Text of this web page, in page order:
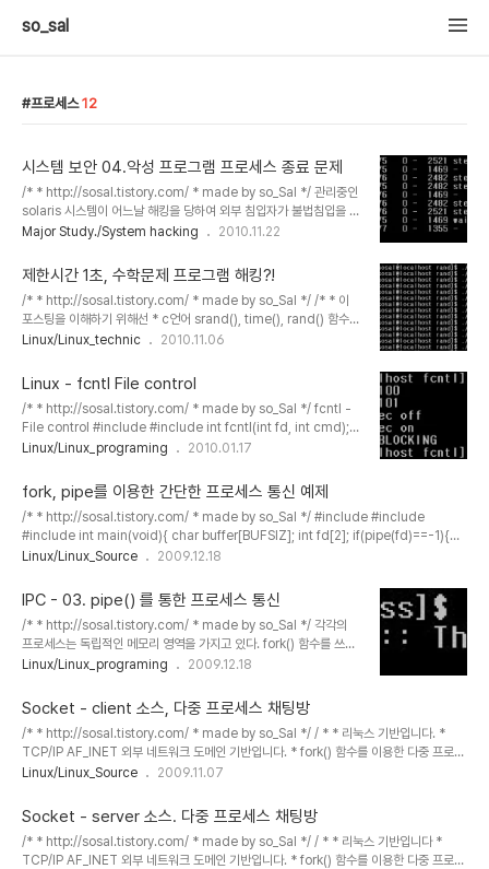
so_sal
프로세스 12
시스템 보안 04.악성 프로그램 프로세스 종료 문제
/* * http://sosal.tistory.com/ * made by so_Sal */ 관리중인
solaris 시스템이 어느날 해킹을 당하여 외부 침입자가 불법침입을 하
였다. 다행히 외부침입자의 침입경로를 파악하여 제거하였으나, 불법
히 이 침입자는 이 시스템을 경유지로 하여 타 시스템에 대하여 지속적
인 스캐닝 또는 서비스거부공격을 하고 있을 가능성이 매우 높다.
solaris 시스템을 평소 관리했던 상식에 비추어서 시스템내에서 의심
스럽게 보이는 프로세스를 찾아서 강제종료 시키시오. --- 단순히 프
로세스 목록을 찾아, 강제종료만 하면 되는 문제입니다. 의심스럽게 보
야합..
Major Study./System hacking 2010.11.22
제한시간 1초, 수학문제 프로그램 해킹?!
/* * http://sosal.tistory.com/ * made by so_Sal */ /* * 이
포스팅을 이해하기 위해선 * c언어 srand(), time(), rand() 함수들
* 리눅스 read write 파일 시스템콜 뿐만 아니라 * fork(), execl(),
니다./ */ 예전에 숫자 맞추는 게임(?)이 널루트 가입문제로 나왔었던
기억이..있습니다 ㅎㅎ 아마 억대자리수 덧셈이었나?? 그럴텐데.. 기억
이 잘 안나네요. (동아리 선배분께서 열심히 풀고계신걸 잠깐 본적이
ㅎㅎㅎ) 여튼, 번뜩 생각나서 고걸 부셔버리는걸로.. 한번 포스팅 해보
려고 합니다. 목적은 1초안에 1만자리수 덧셈문제를 풀기! 입니다.
Linux/Linux_technic 2010.11.06
Linux - fcntl File control
/* * http://sosal.tistory.com/ * made by so_Sal */ fcntl -
File control #include #include int fcntl(int fd, int cmd);
int fcntl(int fd, int cmd, long arg); int fcntl(int fd, int
았습니다. ) 첫번째 매개변수 fd부터 보겠습니다. fd - 파일 서술자
(file descriptor) ㄴ 제어하기를 원하는 파일의 서술자를 지정하는
매개변수입니다. 리눅스 시스템에서 모든 프로세스는 0, 1, 2 라는 3
개의 파일 서술자는 미리 정해져있습니다. 각각 입력(0), 출력(1), 에
러(2)를 ..
Linux/Linux_programing 2010.01.17
fork, pipe를 이용한 간단한 프로세스 통신 예제
/* * http://sosal.tistory.com/ * made by so_Sal */ #include #include
#include int main(void){ char buffer[BUFSIZ]; int fd[2]; if(pipe(fd)==-1){
perror("pipe error..\n"); exit(0); } pid_t pid; pid = fork(); if(pid == -1){
write(fd[1],"This letter is from child",BUFSIZ); sleep(1); //레이스 컨디션 문제 발
생. 부모보다 자식이 먼저 fd에 있는 자료를 //가져갈 수 ..
Linux/Linux_Source 2009.12.18
IPC - 03. pipe() 를 통한 프로세스 통신
/* * http://sosal.tistory.com/ * made by so_Sal */ 각각의
프로세스는 독립적인 메모리 영역을 가지고 있다. fork() 함수를 쓰더
라도, 그 이전의 변수들이 복사되는 것일 뿐, 부모 프로세스와 자식 프
었다. 동시에 2개의 프로그램을 실행시키는데, 변수를 공유하려면 어
떻게 해야할까? 공유메모리 기법을 쓰는 방법이 있고, pipe를 통해 변
수를 공유한다기 보다 정보를 주고 받는 방법이 있다. 여기 포스팅되는
글은 단순히 buffer를 주고받을 수 있는 pipe에 대해서 설명하려 합
니다. 부모프로세스에서 buffer 문자열을 자식프로세스에게 줄 수 있
Linux/Linux_programing 2009.12.18
Socket - client 소스, 다중 프로세스 채팅방
/* * http://sosal.tistory.com/ * made by so_Sal */ / * * 리눅스 기반입니다. *
TCP/IP AF_INET 외부 네트워크 도메인 기반입니다. * fork() 함수를 이용한 다중 프로세
스 원리 기반 채팅방입니다. * 문자열이 자신이 입력한것인지, server가 입력한 것인지 구
는. 받을수 있는 문자열의 길이는 MAXLINE 메크로를 통하여 정하였습니다. * 프로그램의
매개변수는 argv[1]과 argv[2]로, 각각 ip와 port번호를 받습니다. * made by sosal.
http://sosal.tistory.com/ * / #include #include #in..
Linux/Linux_Source 2009.11.07
Socket - server 소스. 다중 프로세스 채팅방
/* * http://sosal.tistory.com/ * made by so_Sal */ / * * 리눅스 기반입니다 *
TCP/IP AF_INET 외부 네트워크 도메인 기반입니다. * fork() 함수를 이용한 다중 프로세